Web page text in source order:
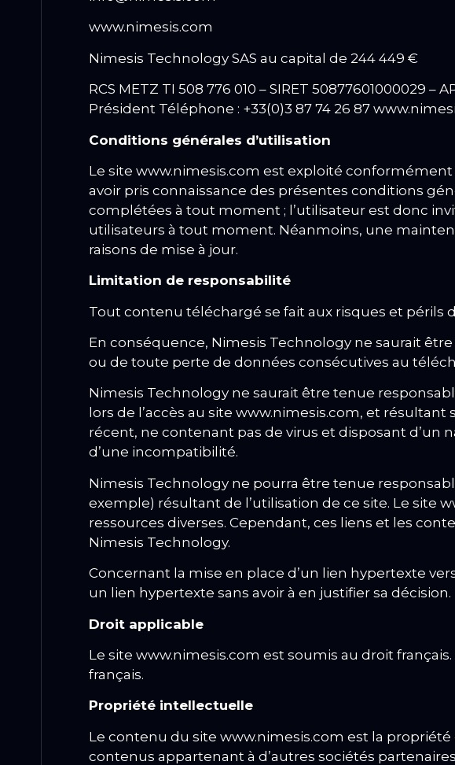
www.nimesis.com
Nimesis Technology SAS au capital de 244 449 €
RCS METZ TI 508 776 010 – SIRET 50877601000029 –
Président Téléphone : +33(0)3 87 74 26 87
Conditions générales d’utilisation
Le site www.nimesis.com est exploité conformément
avoir pris connaissance des présentes conditions
complétées à tout moment ; l’utilisateur est donc
utilisateurs à tout moment. Néanmoins, une
raisons de mise à jour.
Limitation de responsabilité
Tout contenu téléchargé se fait aux risques et périls
En conséquence, Nimesis Technology ne saurait
ou de toute perte de données consécutives au
Nimesis Technology ne saurait être tenue
lors de l’accès au site www.nimesis.com, et
récent, ne contenant pas de virus et disposant d’un
d’une incompatibilité.
Nimesis Technology ne pourra être tenue
exemple) résultant de l’utilisation de ce site. Le site
ressources diverses. Cependant, ces liens et les
Nimesis Technology.
Concernant la mise en place d’un lien hypertexte
un lien hypertexte sans avoir à en justifier sa décision.
Droit applicable
Le site www.nimesis.com est soumis au droit français.
français.
Propriété intellectuelle
Le contenu du site www.nimesis.com est la
contenus appartenant à d’autres sociétés